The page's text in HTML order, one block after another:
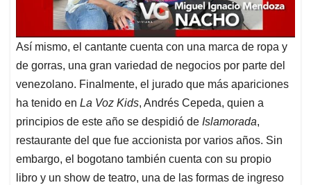
Así mismo, el cantante cuenta con una marca de ropa y
de gorras, una gran variedad de negocios por parte del
venezolano. Finalmente, el jurado que más apariciones
ha tenido en La Voz Kids, Andrés Cepeda, quien a
principios de este año se despidió de Islamorada,
restaurante del que fue accionista por varios años. Sin
embargo, el bogotano también cuenta con su propio
libro y un show de teatro, una de las formas de ingreso